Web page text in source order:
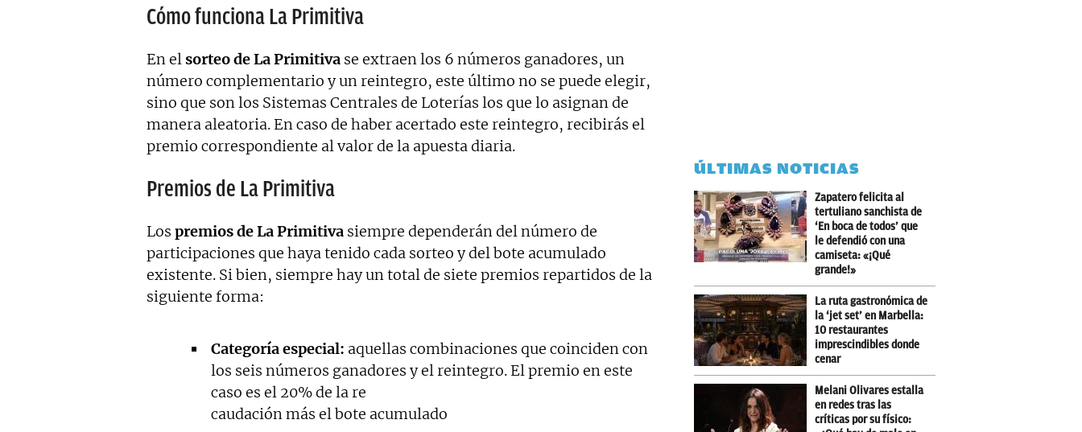
Cómo funciona La Primitiva
En elsorteo de La Primitiva se extraen los 6 números ganadores, un
número complementario y un reintegro, este último no se puede elegir,
sino que son los Sistemas Centrales de Loterías los que lo asignan de
manera aleatoria. En caso de haber acertado este reintegro, recibirás el
premio correspondiente al valor de la apuesta diaria.
Premios de La Primitiva
Los premios de La Primitiva siempre dependerán del número de
participaciones que haya tenido cada sorteo y del bote acumulado
existente. Si bien, siempre hay un total de siete premios repartidos de la
siguiente forma:
Categoría especial: aquellas combinaciones que coinciden con
los seis números ganadores y el reintegro. El premio en este
caso es el 20% de la re
caudación más el bote acumulado
ÚLTIMAS NOTICIAS
Zapatero felicita al
tertuliano sanchista de
‘En boca de todos’ que
le defendió con una
camiseta: «¡Qué
grande!»
La ruta gastronómica de
la ‘jet set’ en Marbella:
10 restaurantes
imprescindibles donde
cenar
Melani Olivares estalla
en redes tras las
críticas por su físico: